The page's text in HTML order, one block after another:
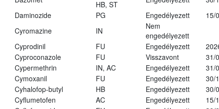
HB, ST
Daminozide
PG Engedélyezett
15/
Cyromazine
IN
Nem
engedélyezett
Cyprodinil
FU Engedélyezett
Cyproconazole
FU Visszavont
31/
Cypermethrin
IN, AC Engedélyezett
31/
Cymoxanil
FU Engedélyezett
30/
Cyhalofop-butyl
HB Engedélyezett
30/
Cyflumetofen
AC Engedélyezett
15/